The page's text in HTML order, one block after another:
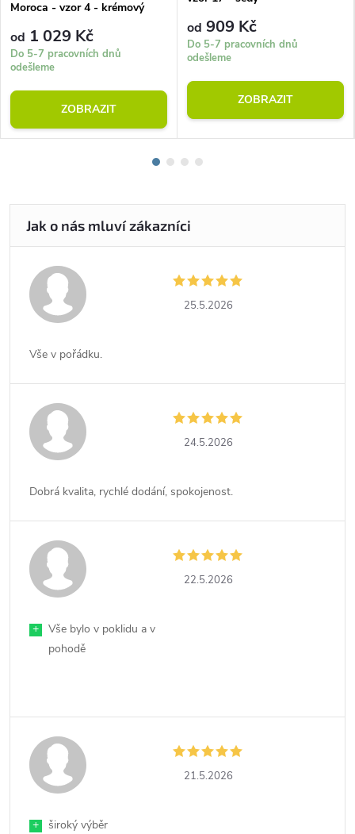
Moroca - vzor 4 - krémový
od 1 029 Kč
Do 5-7 pracovních dnů
odešleme
ZOBRAZIT
od 909 Kč
Do 5-7 pracovních dnů
odešleme
ZOBRAZIT
25.5.2026
Vše v pořádku.
24.5.2026
Dobrá kvalita, rychlé dodání, spokojenost.
22.5.2026
+
Vše bylo v poklidu a v
pohodě
21.5.2026
+
široký výběr